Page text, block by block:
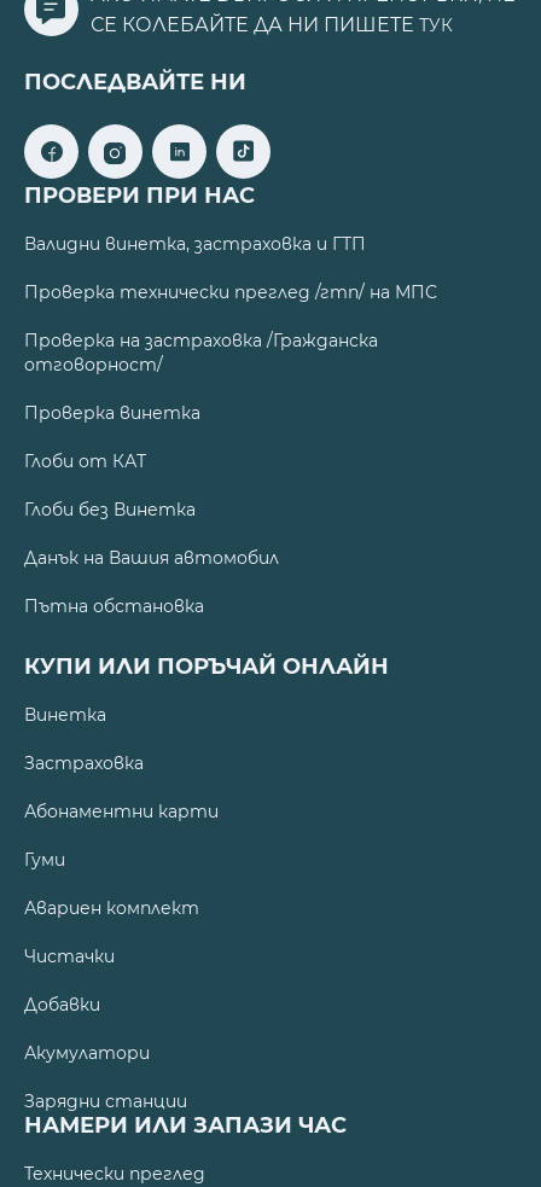
СЕ КОЛЕБАЙТЕ ДА НИ ПИШЕТЕ ТУК
ПОСЛЕДВАЙТЕ НИ
ПРОВЕРИ ПРИ НАС
Валидни винетка, застраховка и ГТП
Проверка технически преглед /гтп/ на МПС
Проверка на застраховка /Гражданска
отговорност/
Проверка винетка
Глоби от КАТ
Глоби без Винетка
Данък на Вашия автомобил
Пътна обстановка
КУПИ ИЛИ ПОРЪЧАЙ ОНЛАЙН
Винетка
Застраховка
Абонаментни карти
Гуми
Авариен комплект
Чистачки
Добавки
Акумулатори
Зарядни станции
НАМЕРИ ИЛИ ЗАПАЗИ ЧАС
Технически преглед